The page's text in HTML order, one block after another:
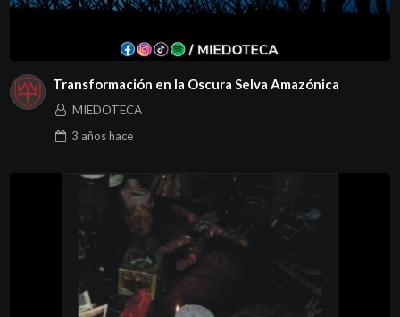
Transformación en la Oscura Selva Amazónica
MIEDOTECA
3 añoshace